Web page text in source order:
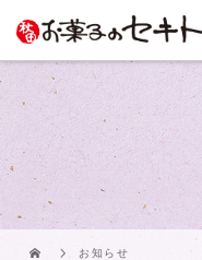
お知らせ